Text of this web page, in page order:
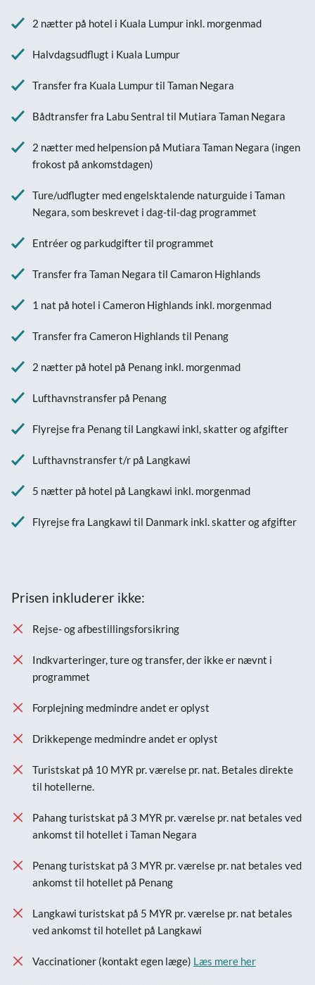
2 nætter på hotel i Kuala Lumpur inkl. morgenmad
Halvdagsudflugt i Kuala Lumpur
Transfer fra Kuala Lumpur til Taman Negara
Bådtransfer fra Labu Sentral til Mutiara Taman Negara
2 nætter med helpension på Mutiara Taman Negara (ingen
frokost på ankomstdagen)
Ture/udflugter med engelsktalende naturguide i Taman
Negara, som beskrevet i dag-til-dag programmet
Entréer og parkudgifter til programmet
Transfer fra Taman Negara til Camaron Highlands
1 nat på hotel i Cameron Highlands inkl. morgenmad
Transfer fra Cameron Highlands til Penang
2 nætter på hotel på Penang inkl. morgenmad
Lufthavnstransfer på Penang
Flyrejse fra Penang til Langkawi inkl, skatter og afgifter
Lufthavnstransfer t/r på Langkawi
5 nætter på hotel på Langkawi inkl. morgenmad
Flyrejse fra Langkawi til Danmark inkl. skatter og afgifter
Prisen inkluderer ikke:
Rejse- og afbestillingsforsikring
Indkvarteringer, ture og transfer, der ikke er nævnt i
programmet
Forplejning medmindre andet er oplyst
Drikkepenge medmindre andet er oplyst
Turistskat på 10 MYR pr. værelse pr. nat. Betales direkte
til hotellerne.
Pahang turistskat på 3 MYR pr. værelse pr. nat betales ved
ankomst til hotellet i Taman Negara
Penang turistskat på 3 MYR pr. værelse pr. nat betales ved
ankomst til hotellet på Penang
Langkawi turistskat på 5 MYR pr. værelse pr. nat betales
ved ankomst til hotellet på Langkawi
Vaccinationer (kontakt egen læge) Læs mere her